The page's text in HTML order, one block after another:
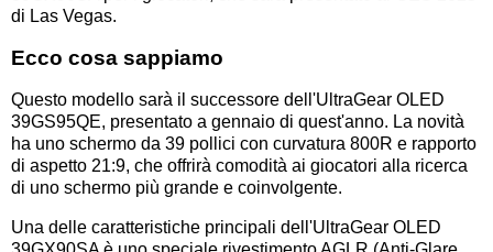
di Las Vegas.
Ecco cosa sappiamo
Questo modello sarà il successore dell'UltraGear OLED
39GS95QE, presentato a gennaio di quest'anno. La novità
ha uno schermo da 39 pollici con curvatura 800R e rapporto
di aspetto 21:9, che offrirà comodità ai giocatori alla ricerca
di uno schermo più grande e coinvolgente.
Una delle caratteristiche principali dell'UltraGear OLED